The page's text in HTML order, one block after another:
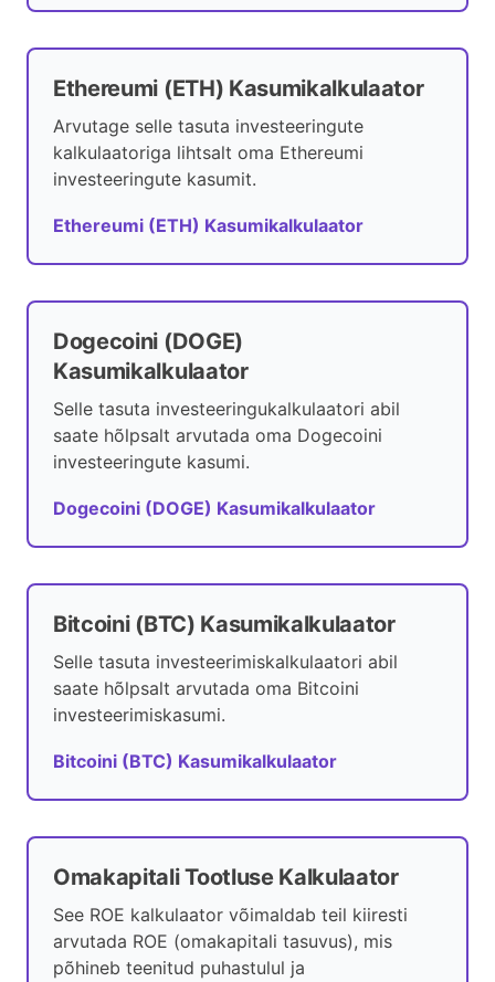
Ethereumi (ETH) Kasumikalkulaator
Arvutage selle tasuta investeeringute
kalkulaatoriga lihtsalt oma Ethereumi
investeeringute kasumit.
Ethereumi (ETH) Kasumikalkulaator
Dogecoini (DOGE)
Kasumikalkulaator
Selle tasuta investeeringukalkulaatori abil
saate hõlpsalt arvutada oma Dogecoini
investeeringute kasumi.
Dogecoini (DOGE) Kasumikalkulaator
Bitcoini (BTC) Kasumikalkulaator
Selle tasuta investeerimiskalkulaatori abil
saate hõlpsalt arvutada oma Bitcoini
investeerimiskasumi.
Bitcoini (BTC) Kasumikalkulaator
Omakapitali Tootluse Kalkulaator
See ROE kalkulaator võimaldab teil kiiresti
arvutada ROE (omakapitali tasuvus), mis
põhineb teenitud puhastulul ja